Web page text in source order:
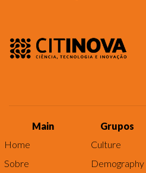
Main
Home
Sobre
Grupos
Culture
Demography